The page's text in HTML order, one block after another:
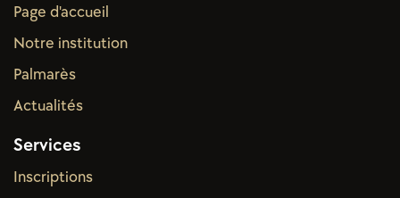
Page d'accueil
Notre institution
Palmarès
Actualités
Services
Inscriptions